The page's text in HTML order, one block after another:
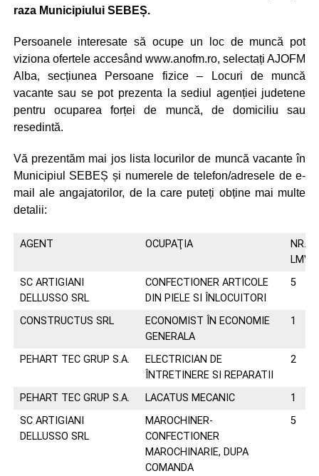
raza Municipiului SEBEȘ.
Persoanele interesate să ocupe un loc de muncă pot
viziona ofertele accesând www.anofm.ro, selectați AJOFM
Alba, secțiunea Persoane fizice – Locuri de muncă
vacante sau se pot prezenta la sediul agenției judetene
pentru ocuparea forței de muncă, de domiciliu sau
resedintă.
Vă prezentăm mai jos lista locurilor de muncă vacante în
Municipiul SEBEȘ și numerele de telefon/adresele de e-
mail ale angajatorilor, de la care puteți obține mai multe
detalii:
AGENT OCUPAŢIA
NR.
LMV
SC ARTIGIANI
DELLUSSO SRL
CONFECTIONER ARTICOLE
DIN PIELE SI ÎNLOCUITORI
5
CONSTRUCTUS SRL
ECONOMIST ÎN ECONOMIE
GENERALA
1
PEHART TEC GRUP S.A.
ELECTRICIAN DE
ÎNTRETINERE SI REPARATII
2
PEHART TEC GRUP S.A. LACATUS MECANIC
1
SC ARTIGIANI
DELLUSSO SRL
MAROCHINER-
CONFECTIONER
MAROCHINARIE, DUPA
COMANDA
5